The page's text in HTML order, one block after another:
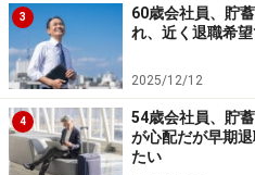
＊以上は、学資保険代わり
・米ドル建て積立保険（30
亡保障11万1000米ドル）＝年
・医療保険（終身タイプ、
＝毎月の保険料2900円
・がん保険（終身タイプ、終
3
60歳会社員、貯
れ、近く退職希
2025/12/12
4
54歳会社員、貯
が心配だが早期
たい